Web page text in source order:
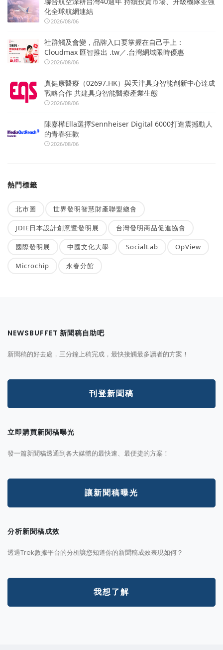
化全球航網連結
2026/08/06
社群觸及會變，品牌入口要掌握在自己手上：
Cloudmax 匯智推出 .tw／.台灣網域限時優惠
2026/08/06
真健康醫療（02697.HK）與天津具身智能創新中心達成
戰略合作 共建具身智能醫療產業生態
2026/08/06
陳嘉樺Ella選擇Sennheiser Digital 6000打造震撼動人
的青春狂歡
2026/08/06
熱門標籤
北市圖 世界發明智慧財產聯盟總會
JDIE日本設計創意暨發明展 台灣發明商品促進協會
國際發明展 中國文化大學 SocialLab OpView
Microchip 永春分館
NEWSBUFFET 新聞稿自助吧
新聞稿的好去處，三分鐘上稿完成，最快接觸最多讀者的方案！
刊登新聞稿
立即購買新聞稿曝光
發一篇新聞稿透通到各大媒體的最快速、最便捷的方案！
讓新聞稿曝光
分析新聞稿成效
透過Trek數據平台的分析讓您知道你的新聞稿成效表現如何？
我想了解